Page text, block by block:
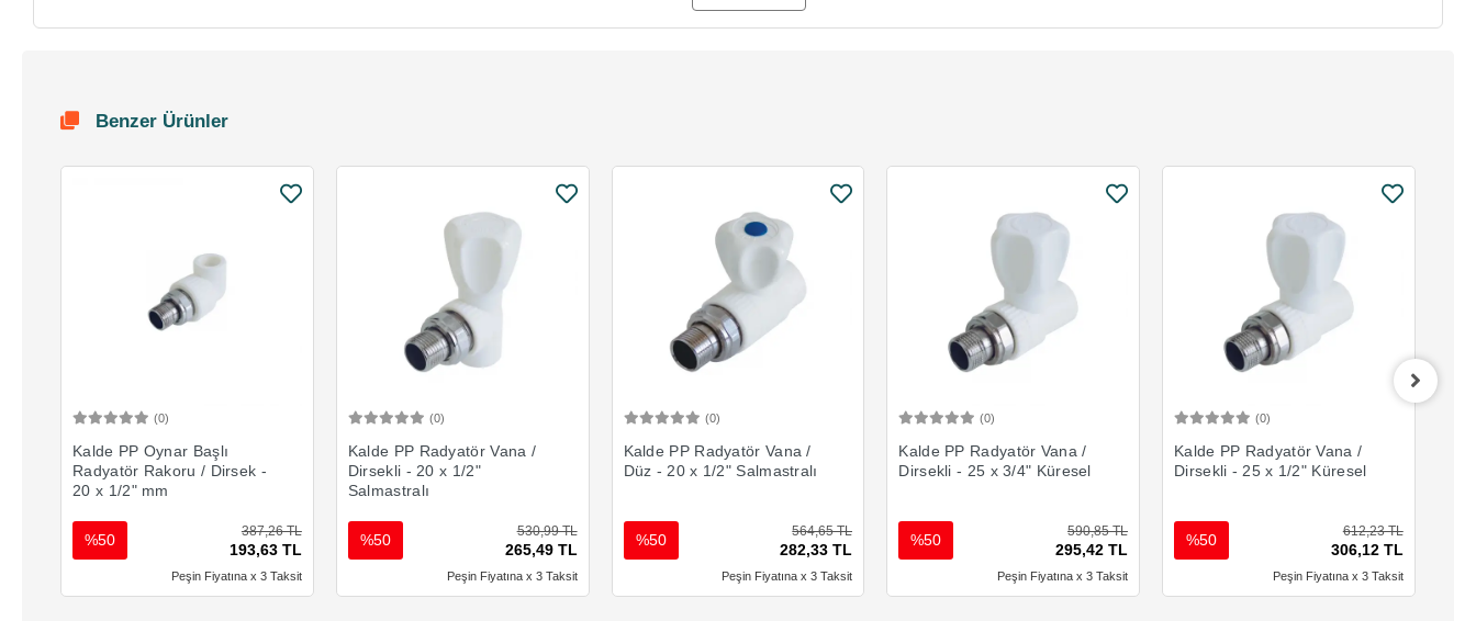
Benzer Ürünler
(0)
Kalde PP Oynar Başlı
Radyatör Rakoru / Dirsek -
20 x 1/2" mm
387,26 TL
193,63 TL
%50
Peşin Fiyatına x 3 Taksit
(0)
Kalde PP Radyatör Vana /
Dirsekli - 20 x 1/2"
Salmastralı
530,99 TL
265,49 TL
%50
Peşin Fiyatına x 3 Taksit
(0)
Kalde PP Radyatör Vana /
Düz - 20 x 1/2" Salmastralı
564,65 TL
282,33 TL
%50
Peşin Fiyatına x 3 Taksit
(0)
Kalde PP Radyatör Vana /
Dirsekli - 25 x 3/4" Küresel
590,85 TL
295,42 TL
%50
Peşin Fiyatına x 3 Taksit
(0)
Kalde PP Radyatör Vana /
Dirsekli - 25 x 1/2" Küresel
612,23 TL
306,12 TL
%50
Peşin Fiyatına x 3 Taksit